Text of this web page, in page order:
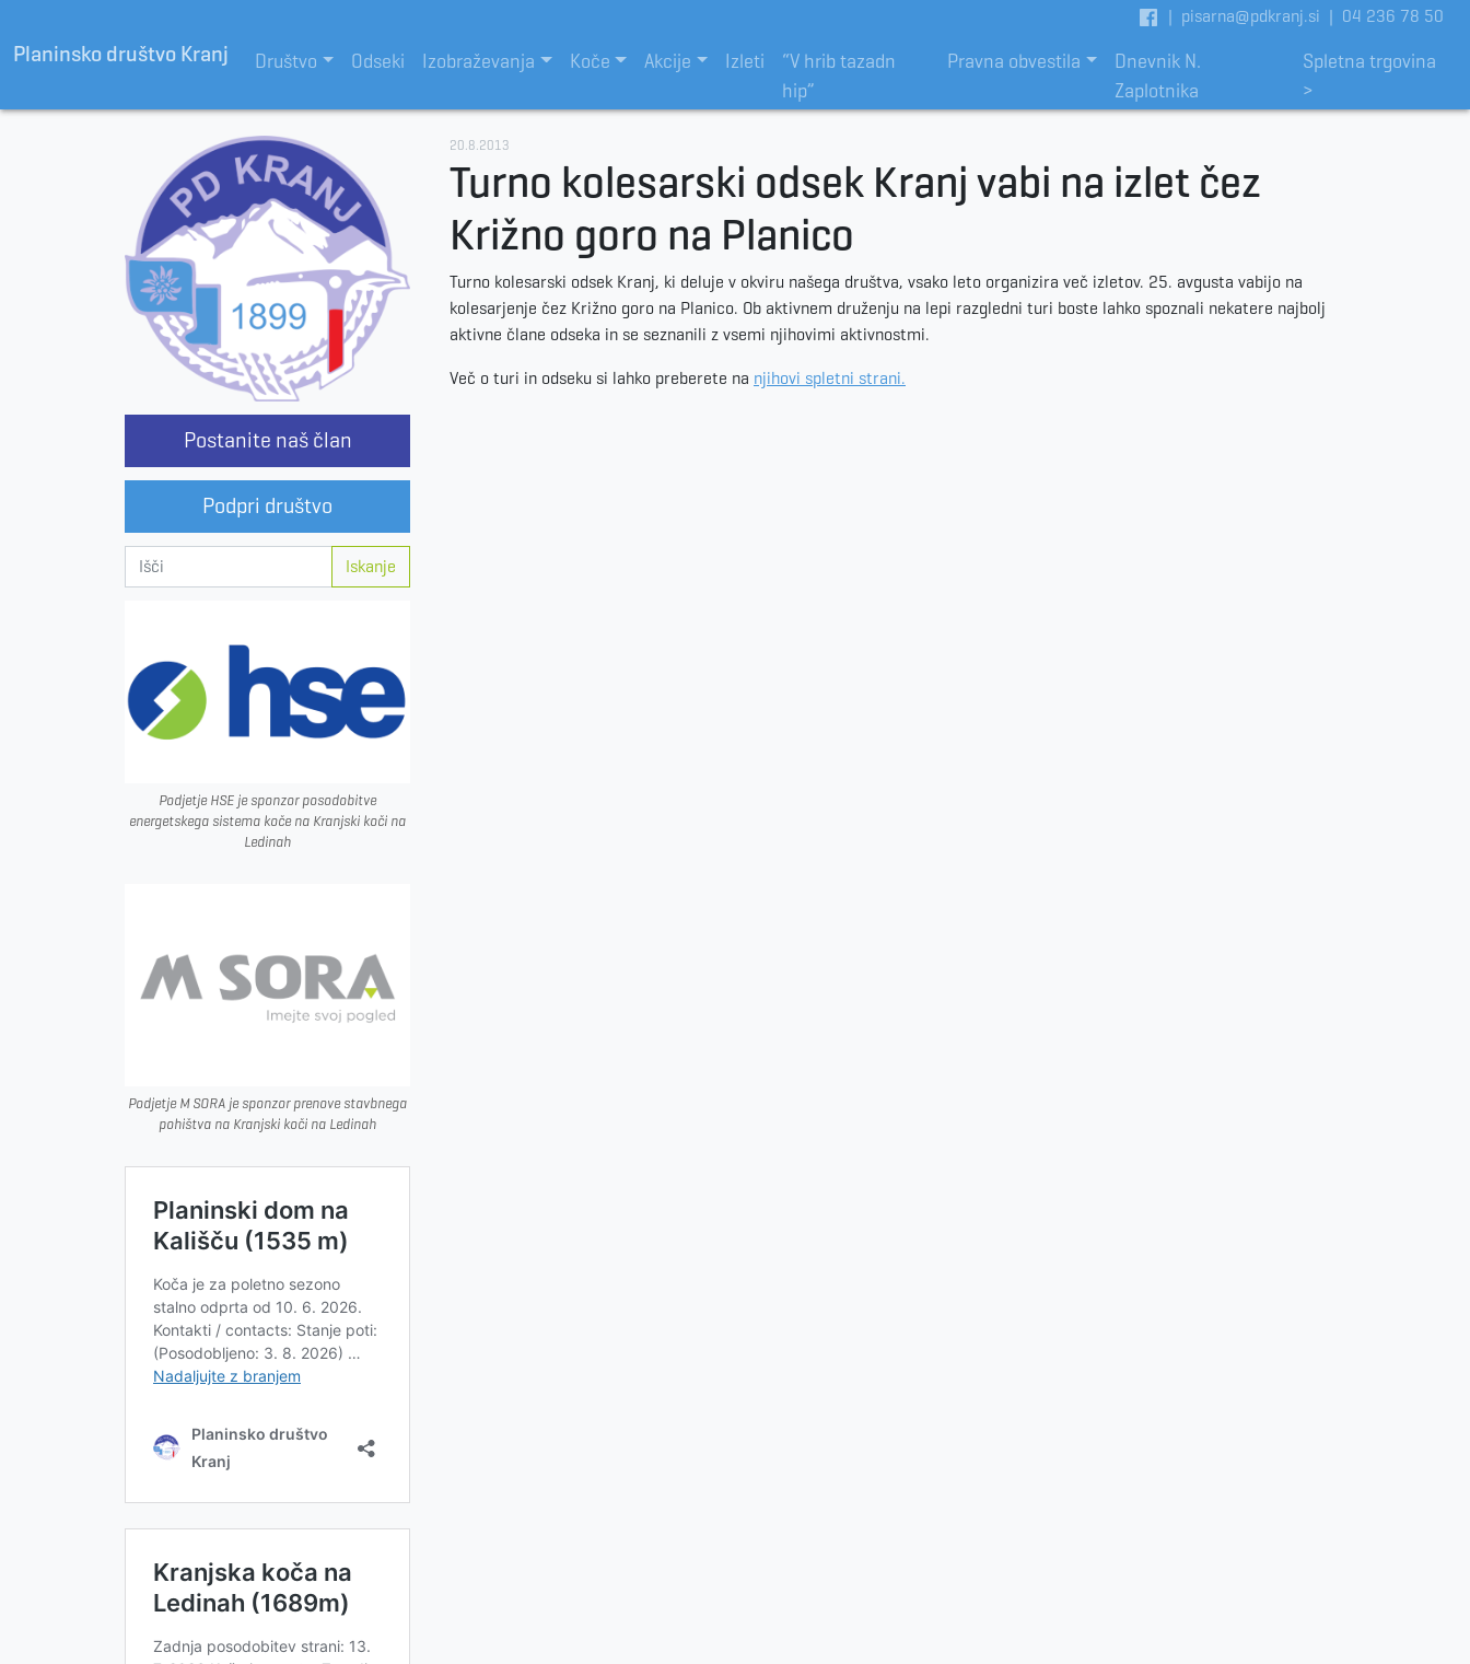
Planinsko društvo Kranj
| pisarna@pdkranj.si | 04 236 78 50
Društvo Odseki Izobraževanja Koče Akcije Izleti
“V hrib tazadn
hip”
Pravna obvestila
Dnevnik N.
Zaplotnika
Spletna trgovina
>
20.8.2013
Turno kolesarski odsek Kranj vabi na izlet čez
Križno goro na Planico
Turno kolesarski odsek Kranj, ki deluje v okviru našega društva, vsako leto organizira več izletov. 25. avgusta vabijo na
kolesarjenje čez Križno goro na Planico. Ob aktivnem druženju na lepi razgledni turi boste lahko spoznali nekatere najbolj
aktivne člane odseka in se seznanili z vsemi njihovimi aktivnostmi.
Več o turi in odseku si lahko preberete na njihovi spletni strani.
Postanite naš član
Podpri društvo
Iskanje
Podjetje HSE je sponzor posodobitve
energetskega sistema koče na Kranjski koči na
Ledinah
Podjetje M SORA je sponzor prenove stavbnega
pohištva na Kranjski koči na Ledinah